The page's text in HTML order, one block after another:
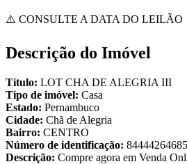
⚠️ CONSULTE A DATA DO LEILÃO
Descrição do Imóvel
Título: LOT CHA DE ALEGRIA III
Tipo de imóvel: Casa
Estado: Pernambuco
Cidade: Chã de Alegria
Bairro: CENTRO
Número de identificação:
Descrição: Compre agora em Venda